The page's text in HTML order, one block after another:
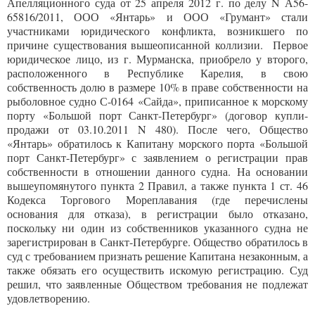
65816/2011, ООО «Янтарь» и ООО «Грумант» стали
участниками юридического конфликта, возникшего по
причине существования вышеописанной коллизии. Первое
юридическое лицо, из г. Мурманска, приобрело у второго,
расположенного в Республике Карелия, в свою
собственность долю в размере 10% в праве собственности на
рыболовное судно С-0164 «Сайда», приписанное к морскому
порту «Большой порт Санкт-Петербург» (договор купли-
продажи от 03.10.2011 N 480). После чего, Общество
«Янтарь» обратилось к Капитану морского порта «Большой
порт Санкт-Петербург» с заявлением о регистрации прав
собственности в отношении данного судна. На основании
вышеупомянутого пункта 2 Правил, а также пункта 1 ст. 46
Кодекса Торгового Мореплавания (где перечислены
основания для отказа), в регистрации было отказано,
поскольку ни один из собственников указанного судна не
зарегистрирован в Санкт-Петербурге. Общество обратилось в
суд с требованием признать решение Капитана незаконным, а
также обязать его осуществить искомую регистрацию. Суд
решил, что заявленные Обществом требования не подлежат
удовлетворению.